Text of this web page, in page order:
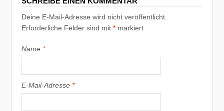
Deine E-Mail-Adresse wird nicht veröffentlicht.
Erforderliche Felder sind mit* markiert
Name *
E-Mail-Adresse *